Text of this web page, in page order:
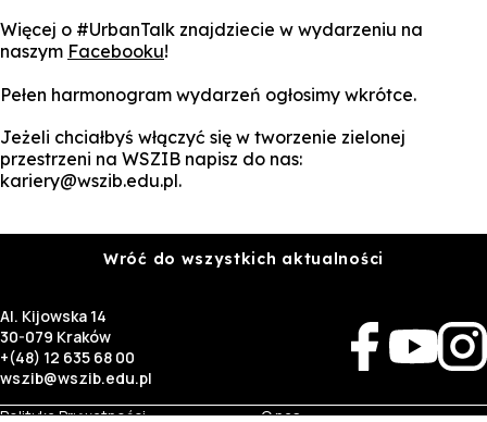
Więcej o #UrbanTalk znajdziecie w wydarzeniu na
naszym Facebooku!
Pełen harmonogram wydarzeń ogłosimy wkrótce.
Jeżeli chciałbyś włączyć się w tworzenie zielonej
przestrzeni na WSZIB napisz do nas:
kariery@wszib.edu.pl.
Wróć do wszystkich aktualności
Al. Kijowska 14
30-079 Kraków
+(48) 12 635 68 00
wszib@wszib.edu.pl
Polityka Prywatności
O nas